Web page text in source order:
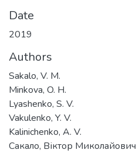
Date
2019
Authors
Sakalo, V. M.
Minkova, O. H.
Lyashenko, S. V.
Vakulenko, Y. V.
Kalinichenko, A. V.
Сакало, Віктор Миколайович